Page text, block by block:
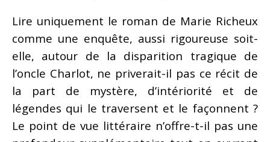
Lire uniquement le roman de Marie Richeux
comme une enquête, aussi rigoureuse soit-
elle, autour de la disparition tragique de
l’oncle Charlot, ne priverait-il pas ce récit de
la part de mystère, d’intériorité et de
légendes qui le traversent et le façonnent ?
Le point de vue littéraire n’offre-t-il pas une